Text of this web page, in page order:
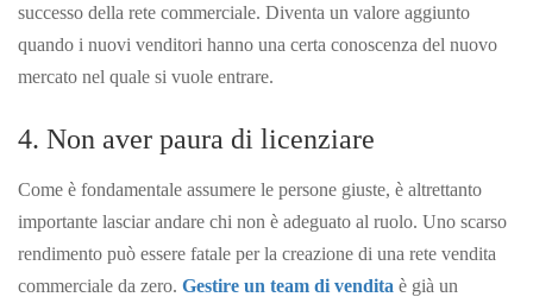
successo della rete commerciale. Diventa un valore aggiunto
quando i nuovi venditori hanno una certa conoscenza del nuovo
mercato nel quale si vuole entrare.
4. Non aver paura di licenziare
Come è fondamentale assumere le persone giuste, è altrettanto
importante lasciar andare chi non è adeguato al ruolo. Uno scarso
rendimento può essere fatale per la creazione di una rete vendita
commerciale da zero. Gestire un team di vendita è già un